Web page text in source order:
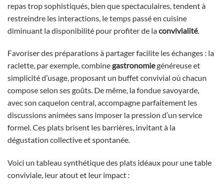
repas trop sophistiqués, bien que spectaculaires, tendent à
restreindre les interactions, le temps passé en cuisine
diminuant la disponibilité pour profiter de laconvivialité.
Favoriser des préparations à partager facilite les échanges : la
raclette, par exemple, combinegastronomiegénéreuse et
simplicité d’usage, proposant un buffet convivial où chacun
compose selon ses goûts. De même, la fondue savoyarde,
avec son caquelon central, accompagne parfaitement les
discussions animées sans imposer la pression d’un service
formel. Ces plats brisent les barrières, invitant à la
dégustation collective et spontanée.
Voici un tableau synthétique des plats idéaux pour une table
conviviale, leur atout et leur impact :